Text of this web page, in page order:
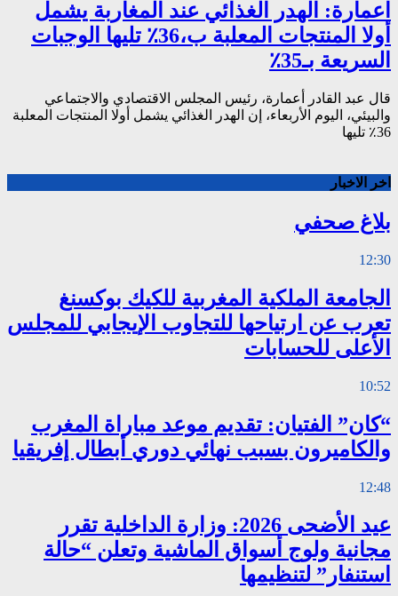
اعمارة: الهدر الغذائي عند المغاربة يشمل
أولا المنتجات المعلبة ب،36٪ تليها الوجبات
السريعة بـ35٪
قال عبد القادر أعمارة، رئيس المجلس الاقتصادي والاجتماعي
والبيئي، اليوم الأربعاء، إن الهدر الغذائي يشمل أولا المنتجات المعلبة
36٪ تليها
اخر الاخبار
بلاغ صحفي
12:30
الجامعة الملكية المغربية للكيك بوكسنغ
تعرب عن ارتياحها للتجاوب الإيجابي للمجلس
الأعلى للحسابات
10:52
“كان” الفتيان: تقديم موعد مباراة المغرب
والكاميرون بسبب نهائي دوري أبطال إفريقيا
12:48
عيد الأضحى 2026: وزارة الداخلية تقرر
مجانية ولوج أسواق الماشية وتعلن “حالة
استنفار” لتنظيمها